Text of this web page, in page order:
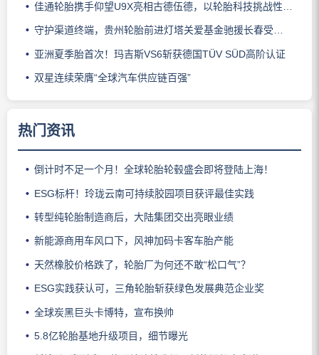
佳通轮胎携手仰望U9X亮相古德伍德，以轮胎科技挑战性能边界
守护渠道终端，贵州轮胎前进灯塔关爱基金驰援长春受灾门店
亚洲夏季胎首次！玛吉斯VS6斩获德国TÜV SÜD高阶认证
双星连续荣膺“全球汽车供应链百强”
热门资讯
倒计时不足一个月！全球轮胎轮毂盛会即将登陆上海！
ESG标杆！玲珑云南可持续胶园项目获评最佳实践
转型纯轮胎制造商后，大陆集团交出亮眼业绩
新能源商用车风口下，风神加码卡客车胎产能
天然橡胶价格跌了，轮胎厂为何还不敢“松口气”？
ESG实践获认可，三角轮胎斩获绿色发展典范企业奖
全球炭黑巨头卡博特，宣布换帅
5.8亿轮胎基地升级项目，细节曝光